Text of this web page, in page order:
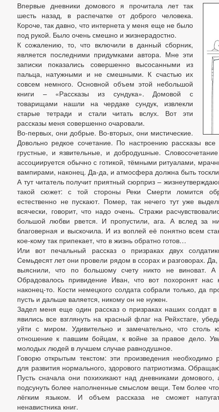
Впервые дневники домового я прочитала лет так
шесть назад, в распечатке от доброго человека.
Короче, так давно, что интернета у меня еще не было
под рукой. Было очень смешно и жизнерадостно.
К сожалению, то, что включили в данный сборник,
является последними придумками автора. Мне эти
записки показались совершенно высосанными из
пальца, натужными и не смешными. К счастью их
совсем немного. Основной объем этой небольшой
книги – «Рассказы из сундука». Домовой с
товарищами нашли на чердаке сундук, извлекли
старые тетради и стали читать вслух. Вот эти
рассказы меня совершенно очаровали.
Во-первых, они добрые. Во-вторых, они мистические.
Довольно редкое сочетание. По настроению рассказы
грустные, и язвительные, и добродушные.
ассоциируется обычно с готикой, тёмными ритуалами,
вампирами, наконец. Да-да, и атмосфера должна быть
А тут читатель получит приятный сюрприз –
такой сюжет: с той стороны Реки Смерти ломится
естественно не пускают. Помер, так нечего тут уже
всячески, говорит, что надо очень. Стражи
большой любви рвется. И пропустили, ага. А вслед за
благоверная и выскочила. И из воплей её понятно всем
кое-кому так припекает, что в жизнь обратно готов…
Или вот печальный рассказ о призраках двух
Семьдесят лет они провели рядом в ссорах и разговорах.
выяснили, что по большому счету никто не виноват. А
Обрадовалось привидение Иван, что вот похоронят нас
наконец-то. Кости немецкого солдата собрали только, да
пусть и дальше валяется, никому он не нужен.
Задел меня еще один рассказ о призраках наших солдат
явились все взглянуть на красный флаг на Рейхстаге,
уйти с миром. Удивительно и замечательно, что столь
отношение к павшим бойцам, к войне за правое дело.
молодых людей в лучшем случае равнодушное.
Говорю открытым текстом: эти произведения необходимо
для развития нормального, здорового патриотизма.
Пусть сначала они похихикают над дневниками
подсунуть более наполненные смыслом вещи. Тем более
лёгким языком. И объем рассказа не сможет
ненавистника книг.